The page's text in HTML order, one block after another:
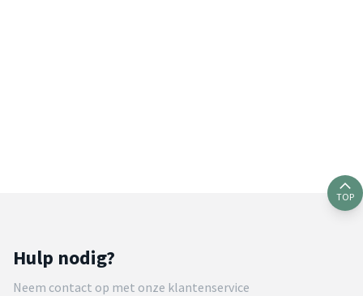
TOP
Hulp nodig?
Neem contact op met onze klantenservice